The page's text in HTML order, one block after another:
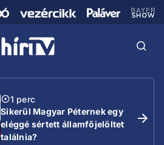
1 perc
Sikerül Magyar Péternek egy
eléggé sértett államfőjelöltet
találnia?